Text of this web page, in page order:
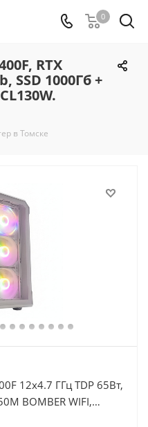
0
RTX
SSD 1000Гб +
в Томске
12x4.7 ГГц TDP 65Вт,
BOMBER WIFI,
Память DDR5 64Gb,